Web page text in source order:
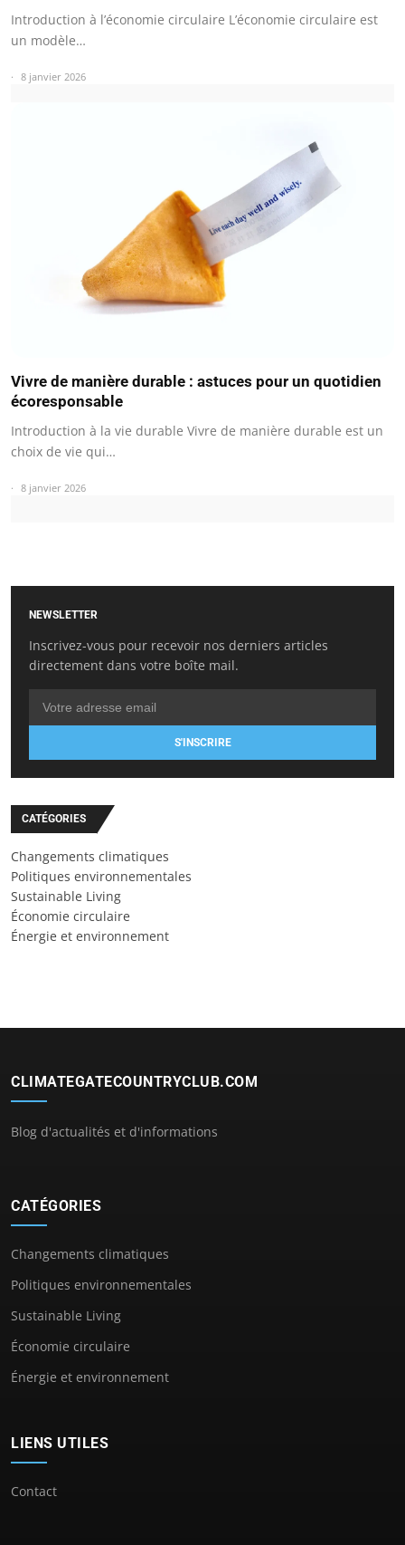
Introduction à l’économie circulaire L’économie circulaire est
un modèle…
8 janvier 2026
Vivre de manière durable : astuces pour un quotidien
écoresponsable
Introduction à la vie durable Vivre de manière durable est un
choix de vie qui…
8 janvier 2026
NEWSLETTER
Inscrivez-vous pour recevoir nos derniers articles
directement dans votre boîte mail.
S'INSCRIRE
CATÉGORIES
Changements climatiques
Politiques environnementales
Sustainable Living
Économie circulaire
Énergie et environnement
CLIMATEGATECOUNTRYCLUB.COM
Blog d'actualités et d'informations
CATÉGORIES
Changements climatiques
Politiques environnementales
Sustainable Living
Économie circulaire
Énergie et environnement
LIENS UTILES
Contact